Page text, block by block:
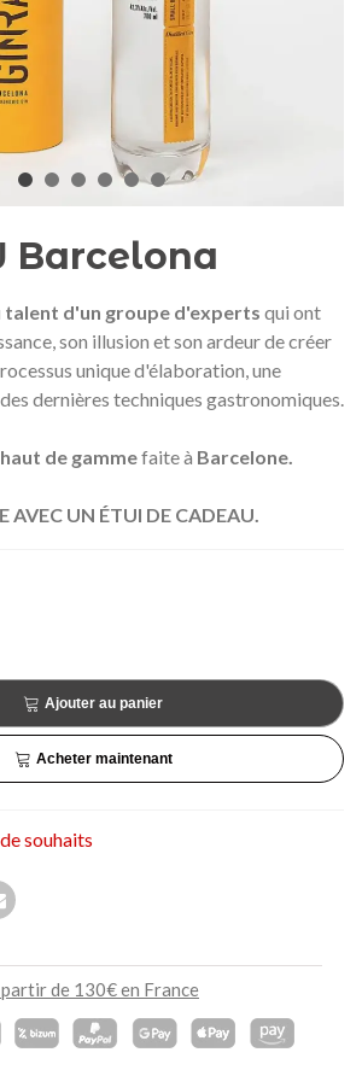
Barcelona
talent d'un groupe d'experts qui ont
son illusion et son ardeur de créer
unique d'élaboration, une
dernières techniques gastronomiques.
de gammefaite à Barcelone.
AVEC UN ÉTUI DE CADEAU.
Ajouter au panier
Acheter maintenant
souhaits
de 130€ en France
Gaudí
Motxilla Stivibags